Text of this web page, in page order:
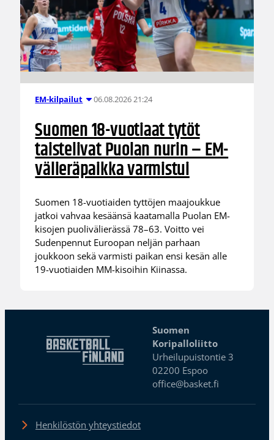
EM-kilpailut 06.08.2026 21:24
Suomen 18-vuotiaat tytöt
taistelivat Puolan nurin – EM-
välieräpaikka varmistui
Suomen 18-vuotiaiden tyttöjen maajoukkue
jatkoi vahvaa kesäänsä kaatamalla Puolan EM-
kisojen puolivälierässä 78–63. Voitto vei
Sudenpennut Euroopan neljän parhaan
joukkoon sekä varmisti paikan ensi kesän alle
19-vuotiaiden MM-kisoihin Kiinassa.
Suomen
Koripalloliitto
Urheilupuistontie 3
02200 Espoo
office@basket.fi
Henkilöstön yhteystiedot